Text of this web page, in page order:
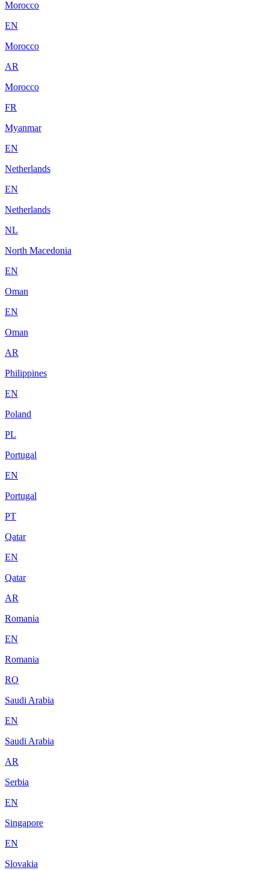
Morocco
EN
Morocco
AR
Morocco
FR
Myanmar
EN
Netherlands
EN
Netherlands
NL
North Macedonia
EN
Oman
EN
Oman
AR
Philippines
EN
Poland
PL
Portugal
EN
Portugal
PT
Qatar
EN
Qatar
AR
Romania
EN
Romania
RO
Saudi Arabia
EN
Saudi Arabia
AR
Serbia
EN
Singapore
EN
Slovakia